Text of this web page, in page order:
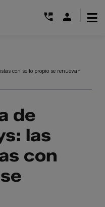
con sello propio se renuevan
de
las
con